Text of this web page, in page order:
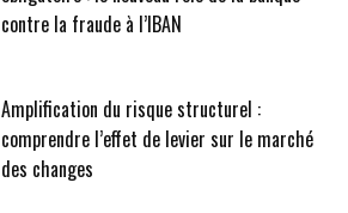
contre la fraude à l’IBAN
Amplification du risque structurel :
comprendre l’effet de levier sur le marché
des changes